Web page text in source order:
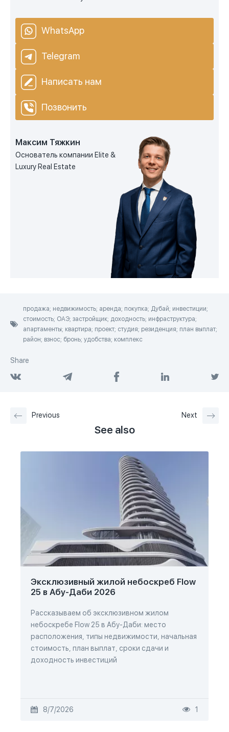
WhatsApp
Telegram
Написать нам
Позвонить
Максим Тяжкин
Основатель компании Elite &
Luxury Real Estate
продажа; недвижимость; аренда; покупка; Дубай; инвестиции;
стоимость; ОАЭ; застройщик; доходность; инфраструктура;
апартаменты; квартира; проект; студия; резиденция; план выплат;
район; взнос; бронь; удобства; комплекс
Share
Previous Next
See also
Эксклюзивный жилой небоскреб Flow
25 в Абу-Даби 2026
Рассказываем об эксклюзивном жилом
небоскребе Flow 25 в Абу-Даби: место
расположения, типы недвижимости, начальная
стоимость, план выплат, сроки сдачи и
доходность инвестиций
8/7/2026 1